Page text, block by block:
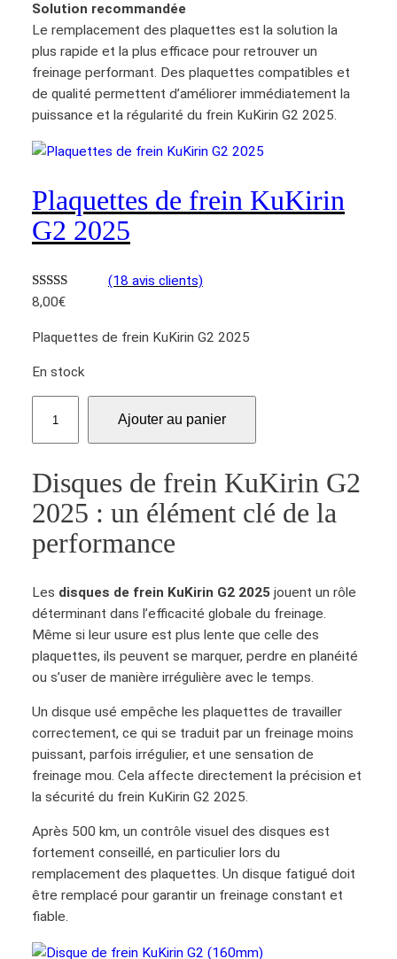
Solution recommandée
Le remplacement des plaquettes est la solution la
plus rapide et la plus efficace pour retrouver un
freinage performant. Des plaquettes compatibles et
de qualité permettent d’améliorer immédiatement la
puissance et la régularité du frein KuKirin G2 2025.
Plaquettes de frein KuKirin
G2 2025
Noté5.00
sur
18
notations
client
(18 avis clients)
8,00€
Plaquettes de frein KuKirin G2 2025
En stock
a
t
é
e
P
l
a
q
u
t
e
d
e
f
r
e
Ajouter au panier
Disques de frein KuKirin G2
2025 : un élément clé de la
performance
Les disques de frein KuKirin G2 2025 jouent un rôle
déterminant dans l’efficacité globale du freinage.
Même si leur usure est plus lente que celle des
plaquettes, ils peuvent se marquer, perdre en planéité
ou s’user de manière irrégulière avec le temps.
Un disque usé empêche les plaquettes de travailler
correctement, ce qui se traduit par un freinage moins
puissant, parfois irrégulier, et une sensation de
freinage mou. Cela affecte directement la précision et
la sécurité du frein KuKirin G2 2025.
Après 500 km, un contrôle visuel des disques est
fortement conseillé, en particulier lors du
remplacement des plaquettes. Un disque fatigué doit
être remplacé pour garantir un freinage constant et
fiable.